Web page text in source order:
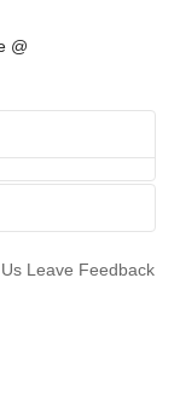
@
Leave Feedback